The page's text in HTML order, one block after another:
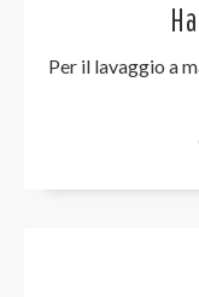
Per il lavaggio a